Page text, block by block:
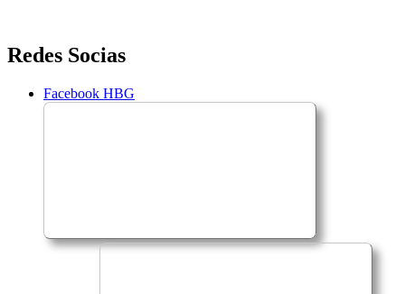
Saltar
para
conteúdo
Redes Socias
Facebook HBG